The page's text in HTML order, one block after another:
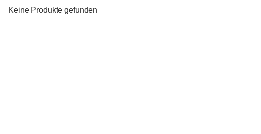
Keine Produkte gefunden